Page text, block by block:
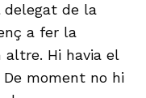
delegat de la
a fer la
altre. Hi havia el
moment no hi